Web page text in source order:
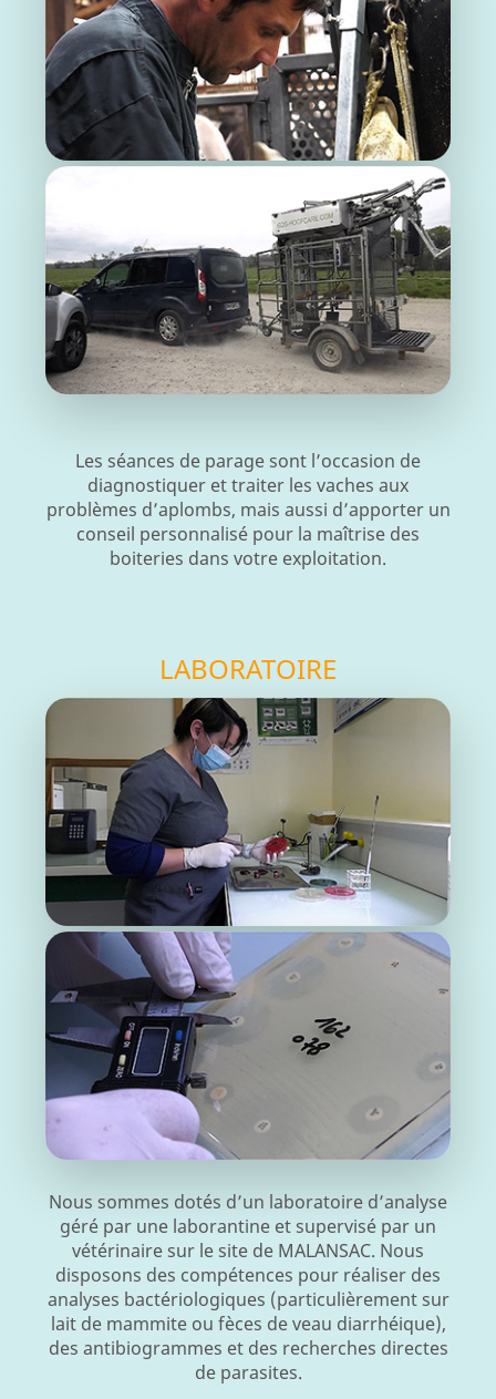
Les séances de parage sont l’occasion de
diagnostiquer et traiter les vaches aux
problèmes d’aplombs, mais aussi d’apporter un
conseil personnalisé pour la maîtrise des
boiteries dans votre exploitation.
LABORATOIRE
Nous sommes dotés d’un laboratoire d’analyse
géré par une laborantine et supervisé par un
vétérinaire sur le site de MALANSAC. Nous
disposons des compétences pour réaliser des
analyses bactériologiques (particulièrement sur
lait de mammite ou fèces de veau diarrhéique),
des antibiogrammes et des recherches directes
de parasites.